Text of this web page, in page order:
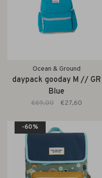
Ocean & Ground
daypack gooday M // GR
Blue
€69,00 €27,60
-60%